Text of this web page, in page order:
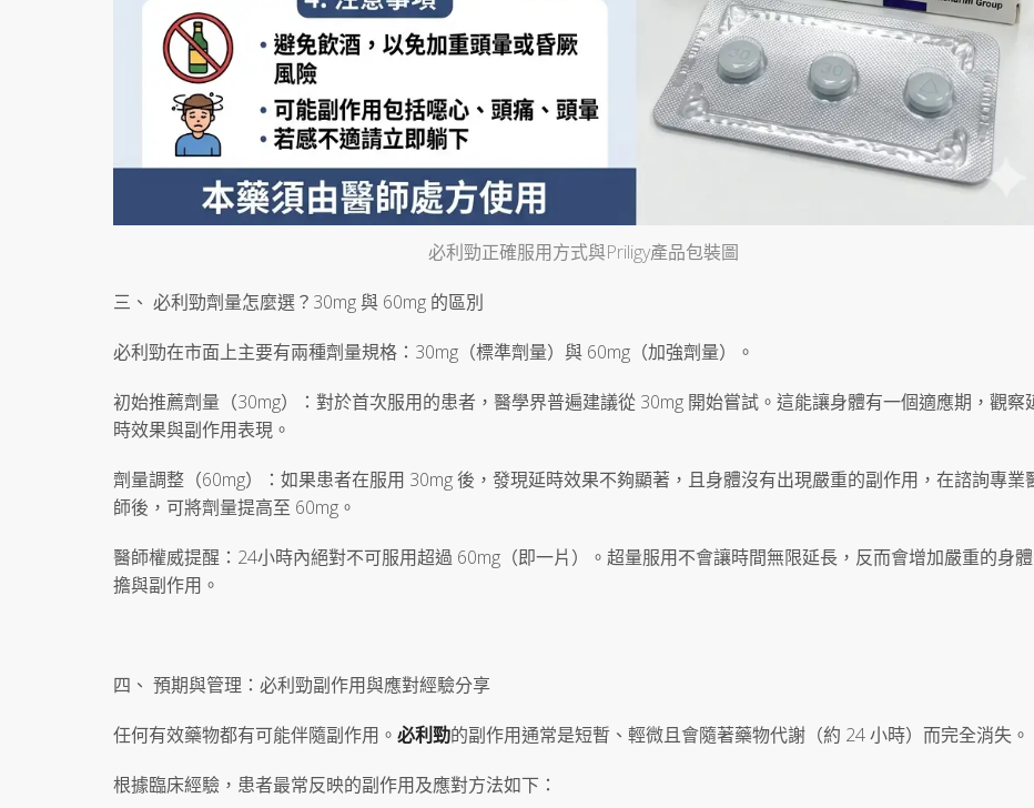
必利勁正確服用方式與Priligy產品包裝圖
三、 必利勁劑量怎麼選？30mg 與 60mg 的區別
必利勁在市面上主要有兩種劑量規格：30mg（標準劑量）與 60mg（加強劑量）。
初始推薦劑量（30mg）：對於首次服用的患者，醫學界普遍建議從 30mg 開始嘗試。這能讓身體有一個適應期，觀察
時效果與副作用表現。
劑量調整（60mg）：如果患者在服用 30mg 後，發現延時效果不夠顯著，且身體沒有出現嚴重的副作用，在諮詢專業
師後，可將劑量提高至 60mg。
醫師權威提醒：24小時內絕對不可服用超過 60mg（即一片）。超量服用不會讓時間無限延長，反而會增加嚴重的身
擔與副作用。
四、 預期與管理：必利勁副作用與應對經驗分享
任何有效藥物都有可能伴隨副作用。 必利勁的副作用通常是短暫、輕微且會隨著藥物代謝（約 24 小時）而完全消失。
根據臨床經驗，患者最常反映的副作用及應對方法如下：